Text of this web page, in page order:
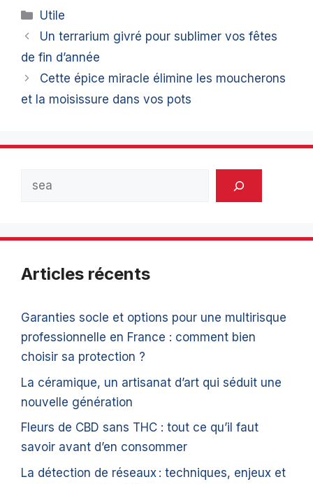
Catégories
Utile
Un terrarium givré pour sublimer vos fêtes
de fin d’année
Cette épice miracle élimine les moucherons
et la moisissure dans vos pots
Articles récents
Garanties socle et options pour une multirisque
professionnelle en France : comment bien
choisir sa protection ?
La céramique, un artisanat d’art qui séduit une
nouvelle génération
Fleurs de CBD sans THC : tout ce qu’il faut
savoir avant d’en consommer
La détection de réseaux : techniques, enjeux et